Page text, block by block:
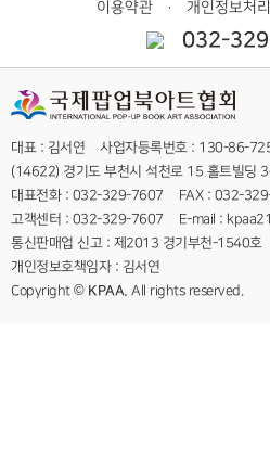
이용약관 ㆍ 개인정보처
032-
대표 : 김서연 사업자등록번호 : 130-86-
(14622) 경기도 부천시 석천로 15 홀트빌딩 3
대표전화 : 032-329-7607 FAX : 032-
고객센터 : 032-329-7607 E-mail :
통신판매업 신고 : 제2013 경기부천-1540호
개인정보호책임자 : 김서연
Copyright © KPAA. All rights reserved.